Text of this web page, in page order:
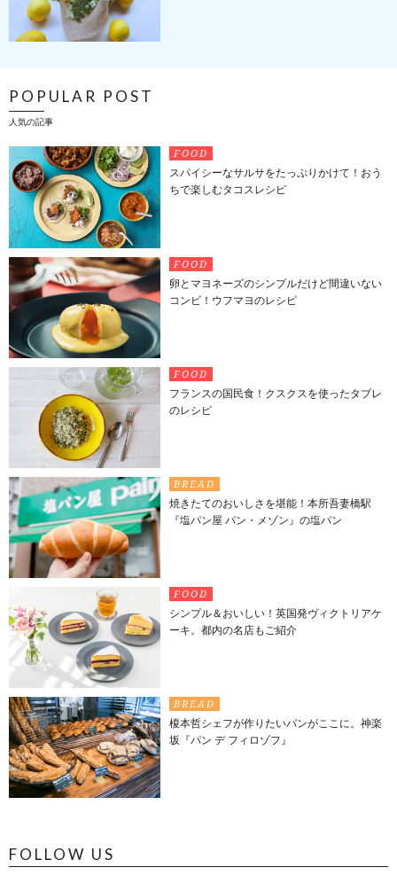
POPULAR POST
人気の記事
FOOD
スパイシーなサルサをたっぷりかけて！おう
ちで楽しむタコスレシピ
FOOD
卵とマヨネーズのシンプルだけど間違いない
コンビ！ウフマヨのレシピ
FOOD
フランスの国民食！クスクスを使ったタブレ
のレシピ
BREAD
焼きたてのおいしさを堪能！本所吾妻橋駅
『塩パン屋 パン・メゾン』の塩パン
FOOD
シンプル＆おいしい！英国発ヴィクトリアケ
ーキ。都内の名店もご紹介
BREAD
榎本哲シェフが作りたいパンがここに。神楽
坂『パン デ フィロゾフ』
FOLLOW US